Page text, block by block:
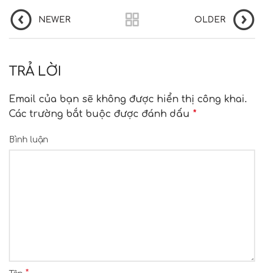
NEWER OLDER
TRẢ LỜI
Email của bạn sẽ không được hiển thị công khai.
Các trường bắt buộc được đánh dấu *
Bình luận